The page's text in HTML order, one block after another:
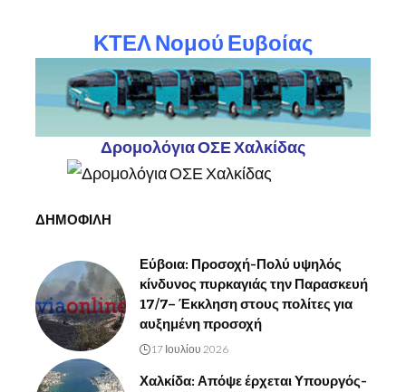
ΚΤΕΛ Νομού Ευβοίας
Δρομολόγια ΟΣΕ Χαλκίδας
ΔΗΜΟΦΙΛΗ
Εύβοια: Προσοχή-Πολύ υψηλός
κίνδυνος πυρκαγιάς την Παρασκευή
17/7– Έκκληση στους πολίτες για
αυξημένη προσοχή
17 Ιουλίου 2026
Χαλκίδα: Απόψε έρχεται Υπουργός-